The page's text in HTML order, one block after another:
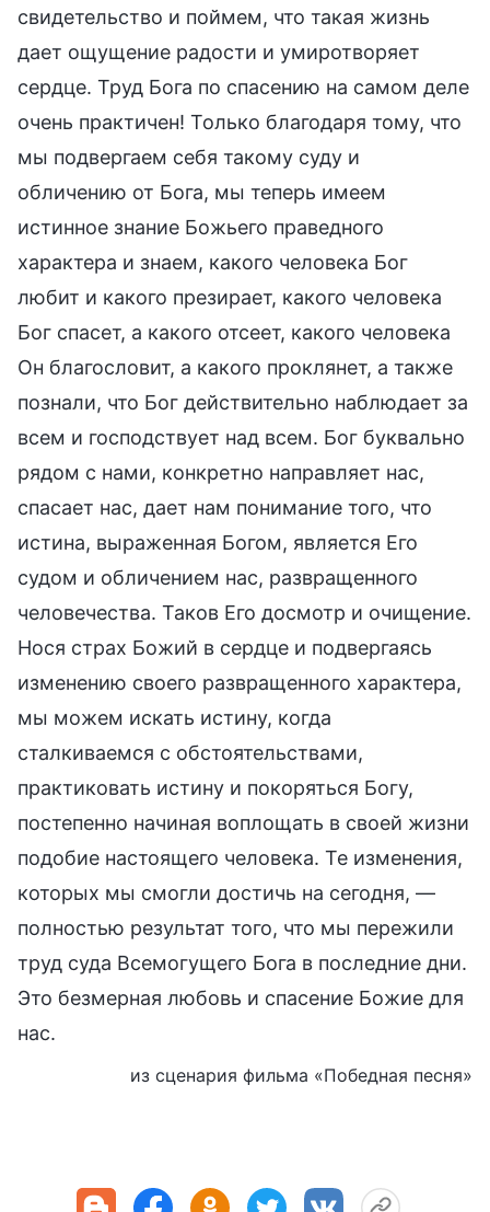
свидетельство и поймем, что такая жизнь
дает ощущение радости и умиротворяет
сердце. Труд Бога по спасению на самом деле
очень практичен! Только благодаря тому, что
мы подвергаем себя такому суду и
обличению от Бога, мы теперь имеем
истинное знание Божьего праведного
характера и знаем, какого человека Бог
любит и какого презирает, какого человека
Бог спасет, а какого отсеет, какого человека
Он благословит, а какого проклянет, а также
познали, что Бог действительно наблюдает за
всем и господствует над всем. Бог буквально
рядом с нами, конкретно направляет нас,
спасает нас, дает нам понимание того, что
истина, выраженная Богом, является Его
судом и обличением нас, развращенного
человечества. Таков Его досмотр и очищение.
Нося страх Божий в сердце и подвергаясь
изменению своего развращенного характера,
мы можем искать истину, когда
сталкиваемся с обстоятельствами,
практиковать истину и покоряться Богу,
постепенно начиная воплощать в своей жизни
подобие настоящего человека. Те изменения,
которых мы смогли достичь на сегодня, —
полностью результат того, что мы пережили
труд суда Всемогущего Бога в последние дни.
Это безмерная любовь и спасение Божие для
нас.
из сценария фильма «Победная песня»